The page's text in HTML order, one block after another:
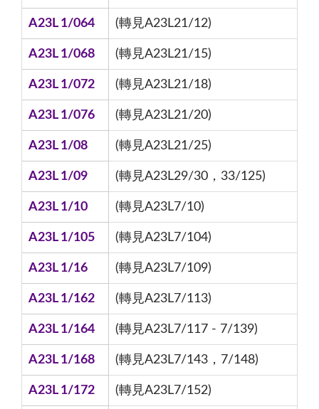
A23L 1/064 (轉見A23L21/12)
A23L 1/068 (轉見A23L21/15)
A23L 1/072 (轉見A23L21/18)
A23L 1/076 (轉見A23L21/20)
A23L 1/08 (轉見A23L21/25)
A23L 1/09 (轉見A23L29/30，33/125)
A23L 1/10 (轉見A23L7/10)
A23L 1/105 (轉見A23L7/104)
A23L 1/16 (轉見A23L7/109)
A23L 1/162 (轉見A23L7/113)
A23L 1/164 (轉見A23L7/117 - 7/139)
A23L 1/168 (轉見A23L7/143，7/148)
A23L 1/172 (轉見A23L7/152)